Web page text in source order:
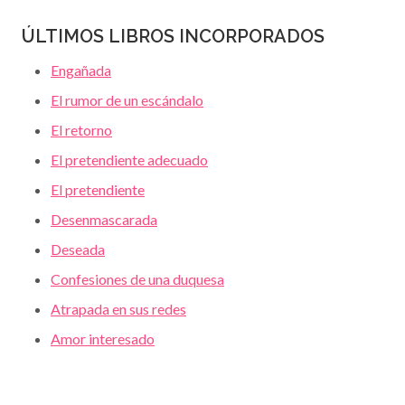
ÚLTIMOS LIBROS INCORPORADOS
Engañada
El rumor de un escándalo
El retorno
El pretendiente adecuado
El pretendiente
Desenmascarada
Deseada
Confesiones de una duquesa
Atrapada en sus redes
Amor interesado